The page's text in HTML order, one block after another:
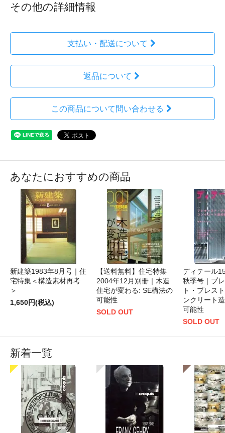
その他の詳細情報
支払い・配送について
返品について
この商品について問い合わせる
あなたにおすすめの商品
新建築1983年8月号｜住
宅特集＜構造素材再考
＞
1,650円(税込)
【送料無料】住宅特集
2004年12月別冊｜木造
住宅が変わる: SE構法の
可能性
SOLD OUT
ディテール
秋季号｜プ
ト・プレス
ンクリート
可能性
SOLD OUT
新着一覧